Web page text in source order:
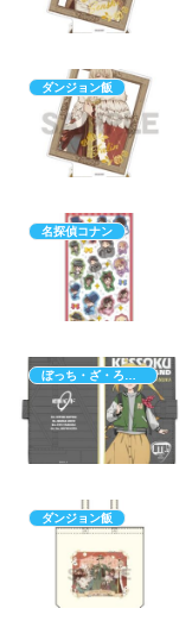
ダンジョン飯
名探偵コナン
ダンジョン飯